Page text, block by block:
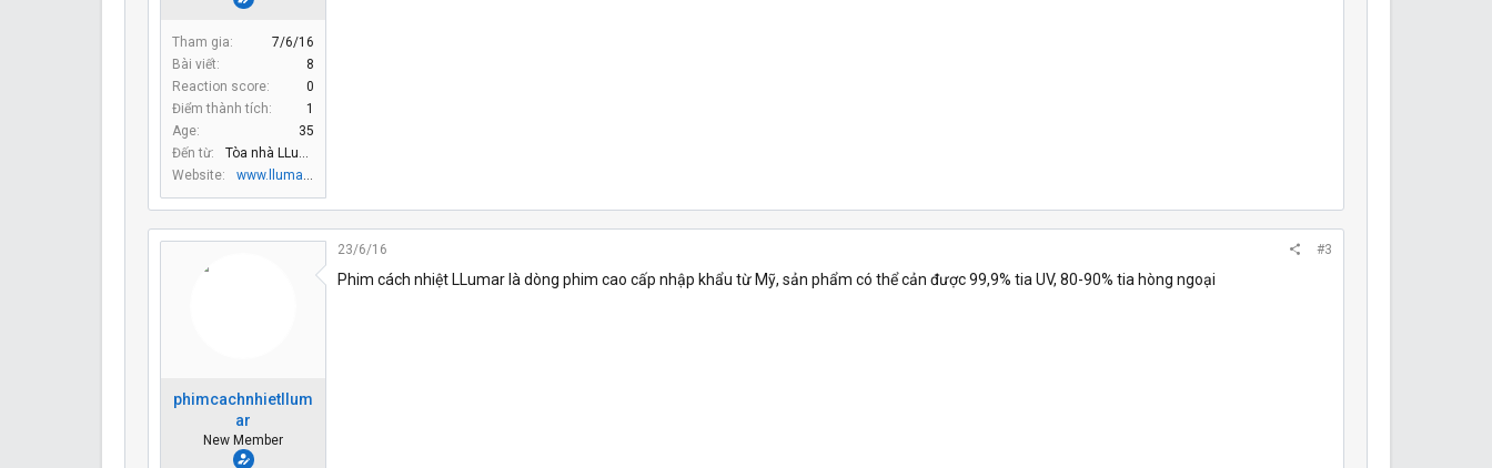
Tham gia
7/6/16
Bài viết
8
Reaction score
0
Điểm thành tích
1
Age
35
Đến từ
Tòa nhà LLumar
Website
www.llumar.com.vn
phimcachnhietllum
ar
New Member
23/6/16 #3
Phim cách nhiệt LLumar là dòng phim cao cấp nhập khẩu từ Mỹ, sản phẩm có thể cản được 99,9% tia UV, 80-90% tia hòng ngoại